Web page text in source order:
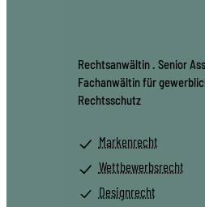
Rechtsanwältin . Senior
Fachanwältin für
Rechtsschutz
Markenrecht
Wettbewerbsrecht
Designrecht